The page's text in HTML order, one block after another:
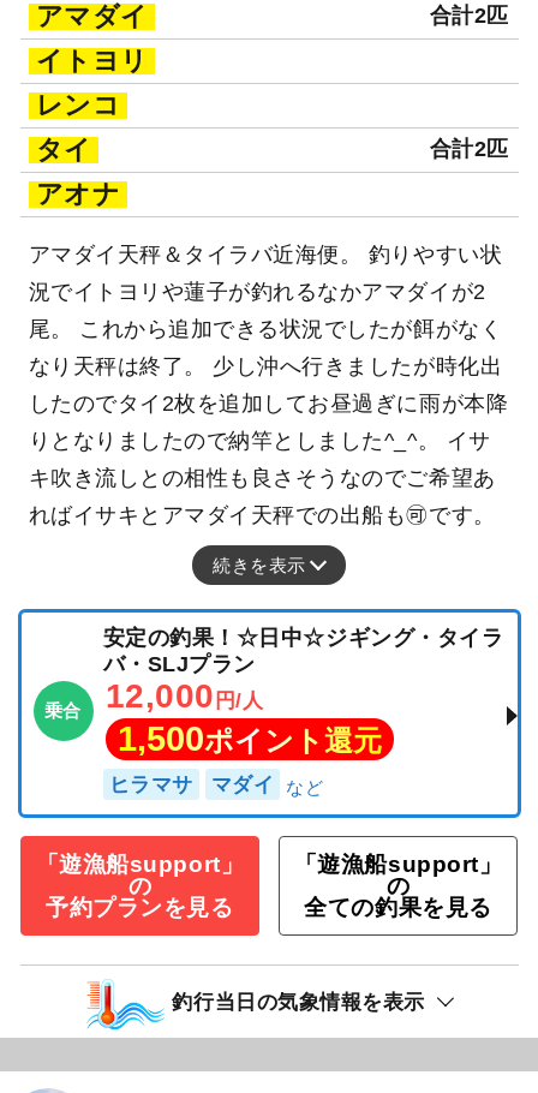
アマダイ 合計2匹
イトヨリ
レンコ
タイ
合計2匹
アオナ
アマダイ天秤＆タイラバ近海便。 釣りやすい状
況でイトヨリや蓮子が釣れるなかアマダイが2
尾。 これから追加できる状況でしたが餌がなく
なり天秤は終了。 少し沖へ行きましたが時化出
したのでタイ2枚を追加してお昼過ぎに雨が本降
りとなりましたので納竿としました^_^。 イサ
キ吹き流しとの相性も良さそうなのでご希望あ
ればイサキとアマダイ天秤での出船も🉑です。
続きを表示
乗合
安定の釣果！☆日中☆ジギング・タイラ
バ・SLJプラン
12,000 円/人
1,500ポイント還元
ヒラマサ マダイ
「遊漁船support」
の
予約プランを見る
「遊漁船support」
の
全ての釣果を見る
釣行当日の気象情報を表示